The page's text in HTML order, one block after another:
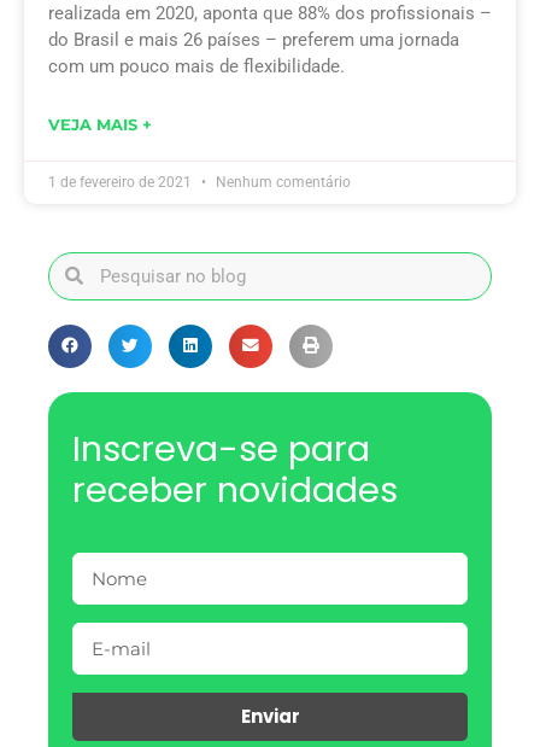
realizada em 2020, aponta que 88% dos profissionais –
do Brasil e mais 26 países – preferem uma jornada
com um pouco mais de flexibilidade.
VEJA MAIS +
1 de fevereiro de 2021 Nenhum comentário
Inscreva-se para
receber novidades
Enviar